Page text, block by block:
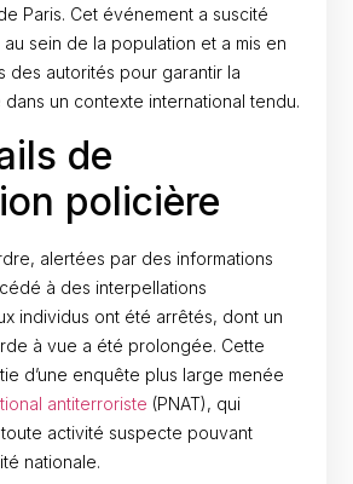
Paris. Cet événement a suscité
sein de la population et a mis en
des autorités pour garantir la
un contexte international tendu.
de
policière
alertées par des informations
à des interpellations
individus ont été arrêtés, dont un
à vue a été prolongée. Cette
d’une enquête plus large menée
antiterroriste (PNAT), qui
activité suspecte pouvant
nationale.